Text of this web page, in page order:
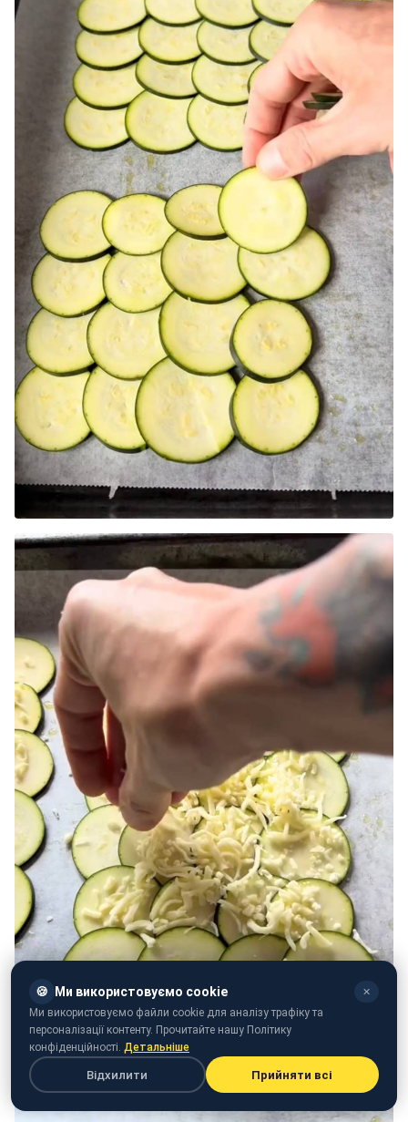
🍪 Ми використовуємо cookie ✕
Ми використовуємо файли cookie для аналізу трафіку та
персоналізації контенту. Прочитайте нашу Політику
конфіденційності. Детальніше
Відхилити Прийняти всі